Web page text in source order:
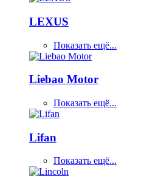
LEXUS
Показать ещё...
Liebao Motor
Показать ещё...
Lifan
Показать ещё...